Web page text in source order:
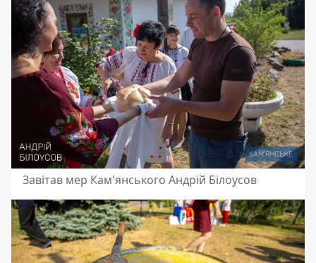
Завітав мер Кам'янського Андрій Білоусов